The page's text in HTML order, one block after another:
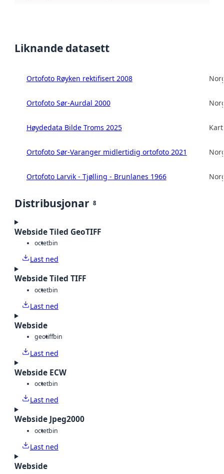
Liknande datasett
Ortofoto Røyken rektifisert 2008
Ortofoto Sør-Aurdal 2000
Høydedata Bilde Troms 2025
Ortofoto Sør-Varanger midlertidig ortofoto 2021
Ortofoto Larvik - Tjølling - Brunlanes 1966
Distribusjonar 8
Webside Tiled GeoTIFF
octetbin
Last ned
Webside Tiled TIFF
octetbin
Last ned
Webside
geotiffbin
Last ned
Webside ECW
octetbin
Last ned
Webside Jpeg2000
octetbin
Last ned
Webside